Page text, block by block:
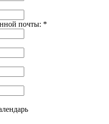
почты: *